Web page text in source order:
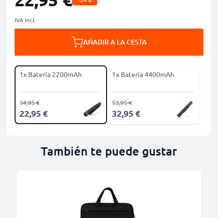
IVA incl.
AÑADIR A LA CESTA
1x Batería 2200mAh
22,95 €
34,95 €
1x Batería 4400mAh
32,95 €
53,95 €
También te puede gustar